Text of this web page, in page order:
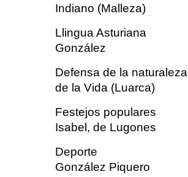
Indiano (Malleza)
Llingua
González
Defensa de la
de la Vida (Luarca)
Festejos
Isabel, de Lugones
Deporte
González Piquero